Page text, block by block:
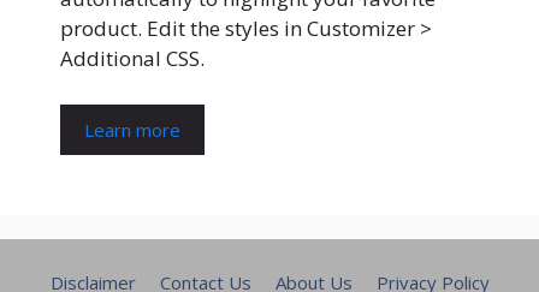
product. Edit the styles in Customizer >
Additional CSS.
Learn more
Disclaimer Contact Us About Us Privacy Policy